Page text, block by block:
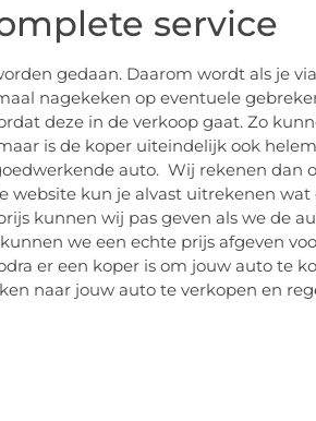
service
gedaan. Daarom wordt als je
nagekeken op eventuele
deze in de verkoop gaat. Zo
is de koper uiteindelijk ook
auto. Wij rekenen dan
website kun je alvast uitrekenen
kunnen wij pas geven als we de
we een echte prijs afgeven
er een koper is om jouw auto te
naar jouw auto te verkopen en